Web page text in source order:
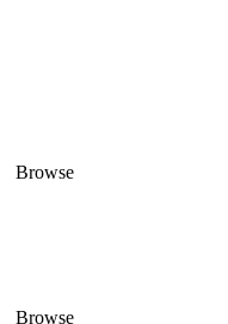
Browse
Browse